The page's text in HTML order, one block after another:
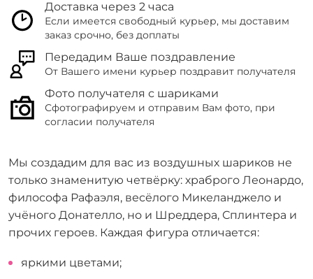
Доставка через 2 часа
Если имеется свободный курьер, мы доставим
заказ срочно, без доплаты
Передадим Ваше поздравление
От Вашего имени курьер поздравит получателя
Фото получателя с шариками
Сфотографируем и отправим Вам фото, при
согласии получателя
Мы создадим для вас из воздушных шариков не
только знаменитую четвёрку: храброго Леонардо,
философа Рафаэля, весёлого Микеланджело и
учёного Донателло, но и Шреддера, Сплинтера и
прочих героев. Каждая фигура отличается:
яркими цветами;